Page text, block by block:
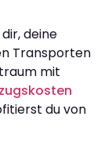
deine
Transporten
mit
du von